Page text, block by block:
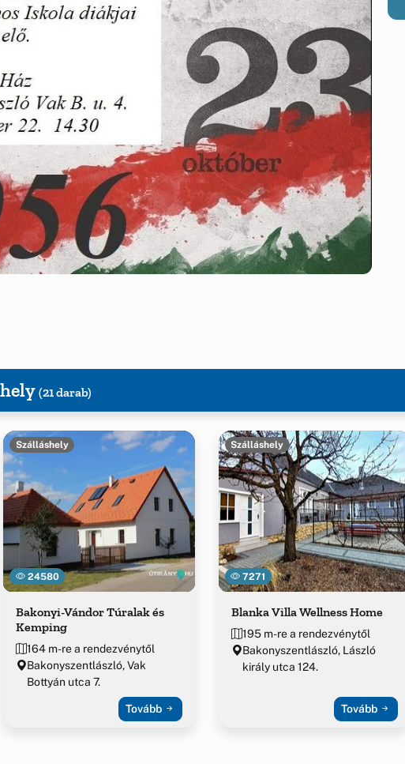
(21 darab)
24580
Szálláshely
Bakonyi-Vándor Túralak és
Kemping
164 m-re a rendezvénytől
Bakonyszentlászló, Vak
Bottyán utca 7.
Tovább
7271
Szálláshely
Blanka Villa Wellness Home
195 m-re a rendezvénytől
Bakonyszentlászló, László
király utca 124.
Tovább